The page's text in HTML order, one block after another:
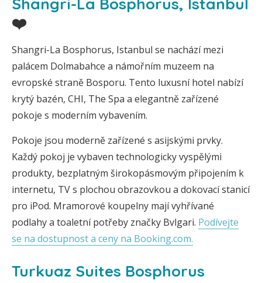
❤️
Shangri-La Bosphorus, Istanbul se nachází mezi
palácem Dolmabahce a námořním muzeem na
evropské straně Bosporu. Tento luxusní hotel nabízí
krytý bazén, CHI, The Spa a elegantně zařízené
pokoje s moderním vybavením.
Pokoje jsou moderně zařízené s asijskými prvky.
Každý pokoj je vybaven technologicky vyspělými
produkty, bezplatným širokopásmovým připojením k
internetu, TV s plochou obrazovkou a dokovací stanicí
pro iPod. Mramorové koupelny mají vyhřívané
podlahy a toaletní potřeby značky Bvlgari. Podívejte
se na dostupnost a ceny na Booking.com.
Turkuaz Suites Bosphorus